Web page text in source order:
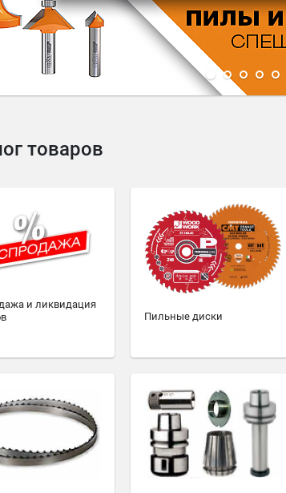
1 2
товаров
и ликвидация
Пильные диски